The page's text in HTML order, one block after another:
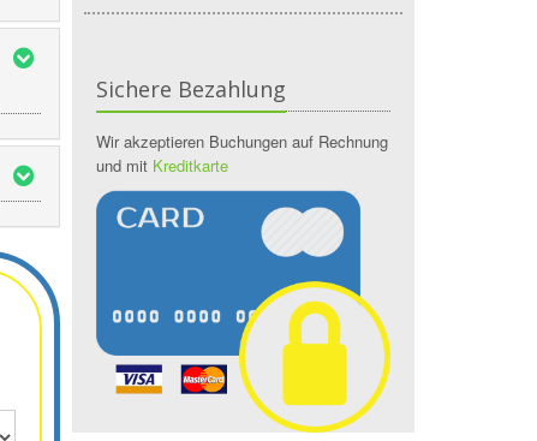
Sichere Bezahlung
Wir akzeptieren Buchungen auf Rechnung
und mit Kreditkarte